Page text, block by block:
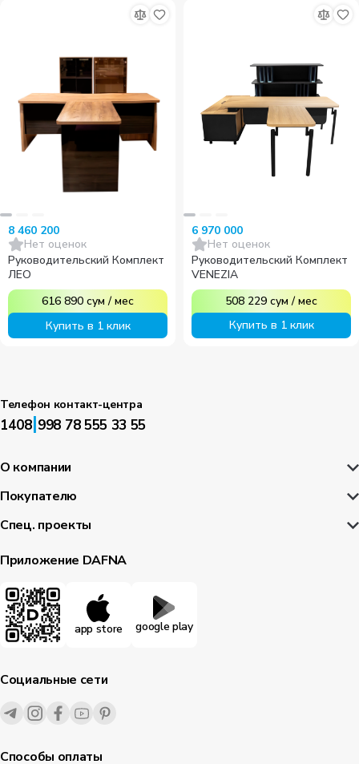
8 460 200
Нет оценок
Руководительский Комплект
ЛЕО
616 890 сум /мес
Купить в 1 клик
6 970 000
Нет оценок
Руководительский Комплект
VENEZIA
508 229 сум /мес
Купить в 1 клик
Телефон контакт-центра
1408|998 78 555 33 55
О компании
Покупателю
Спец. проекты
Приложение DAFNA
app store google play
Социальные сети
Способы оплаты